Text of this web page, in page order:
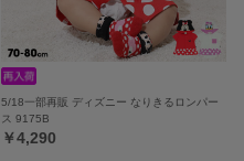
5/18一部再販 ディズニー なりきるロンパー
ス 9175B
￥4,290